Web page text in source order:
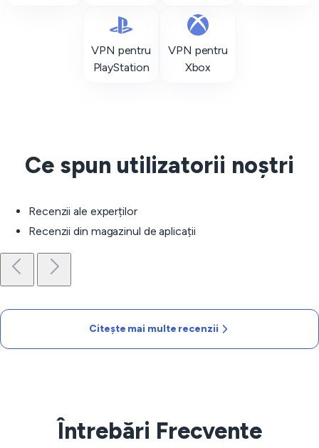
VPN pentru
PlayStation
VPN pentru
Xbox
Ce spun utilizatorii noștri
Recenzii ale experților
Recenzii din magazinul de aplicații
Citește mai multe recenzii
Întrebări Frecvente